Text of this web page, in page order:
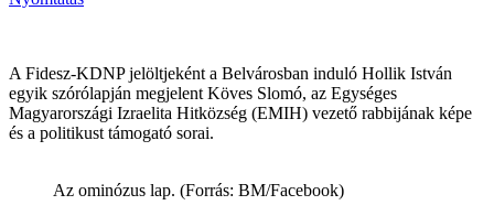
A Fidesz-KDNP jelöltjeként a Belvárosban induló Hollik István
egyik szórólapján megjelent Köves Slomó, az Egységes
Magyarországi Izraelita Hitközség (EMIH) vezető rabbijának képe
és a politikust támogató sorai.
Az ominózus lap. (Forrás: BM/Facebook)